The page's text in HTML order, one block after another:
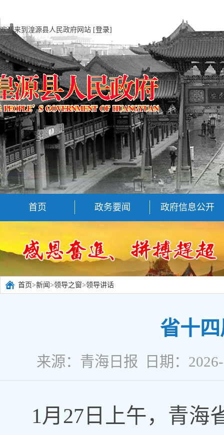
欢迎来到湟源县人民政府网站 [登录]
首页 政务要闻 政府信息公开
首页>新闻 >领导之窗>领导讲话
省十
来源：青海日报 日期：
1月27日上午， 青海